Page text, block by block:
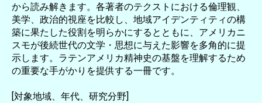
から読み解きます。各著者のテクストにおける倫理観、
美学、政治的視座を比較し、地域アイデンティティの構
築に果たした役割を明らかにするとともに、アメリカニ
スモが後続世代の文学・思想に与えた影響を多角的に提
示します。ラテンアメリカ精神史の基盤を理解するため
の重要な手がかりを提供する一冊です。
[対象地域、年代、研究分野]